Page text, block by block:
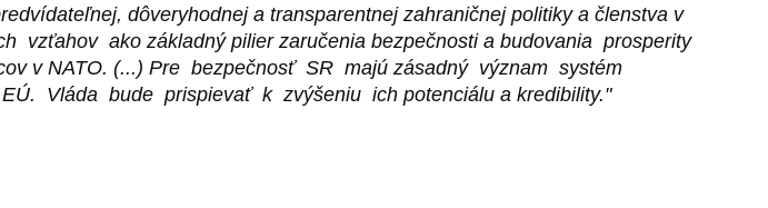
dôveryhodnej a transparentnej zahraničnej politiky a členstva v
ako základný pilier zaručenia bezpečnosti a budovania prosperity
v NATO. (...) Pre bezpečnosť SR majú zásadný význam systém
Vláda bude prispievať k zvýšeniu ich potenciálu a kredibility."